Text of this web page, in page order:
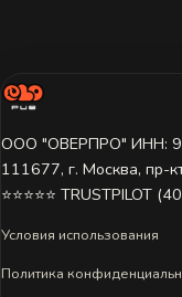
ООО "ОВЕРПРО" ИНН:
111677, г. Москва, пр-
⭐⭐⭐⭐⭐ TRUSTPILOT
Условия использования
Политика